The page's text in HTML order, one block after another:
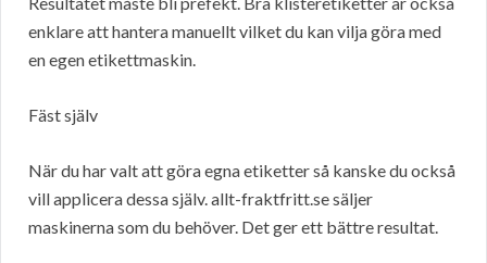
enklare att hantera manuellt vilket du kan vilja göra med
en egen etikettmaskin.
Fäst själv
När du har valt att göra egna etiketter så kanske du också
vill applicera dessa själv. allt-fraktfritt.se säljer
maskinerna som du behöver. Det ger ett bättre resultat.